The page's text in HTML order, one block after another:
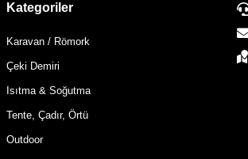
Kategoriler
Karavan / Römork
Çeki Demiri
Isıtma & Soğutma
Tente, Çadır, Örtü
Outdoor